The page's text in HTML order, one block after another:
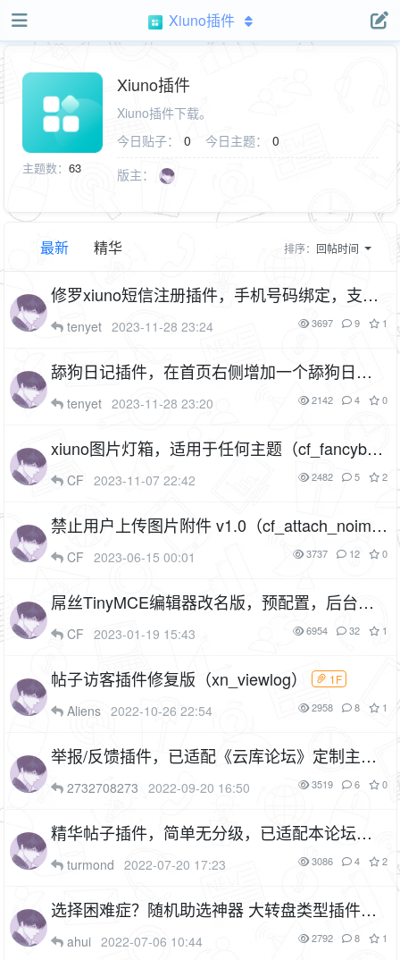
Xiuno插件
主题数： 63
Xiuno插件
Xiuno插件下载。
今日贴子：
0 今日主题：
0
版主：
最新 精华 排序： 回帖时间
修罗xiuno短信注册插件，手机号码绑定，支持
短信平台：腾讯云、阿里云、阿里云云市场、
tenyet 2023-11-28 23:24 3697 9 1
舔狗日记插件，在首页右侧增加一个舔狗日记
（cf_dog）
tenyet 2023-11-28 23:20 2142 4 0
xiuno图片灯箱，适用于任何主题（cf_fancybo
x）CF 2023-11-07 22:42 2482 5 2
禁止用户上传图片附件 v1.0（cf_attach_noima
ge）
CF 2023-06-15 00:01 3737 12 0
屌丝TinyMCE编辑器改名版，预配置，后台页
面优化，语法高亮增强（原fuck编辑器，插件
CF 2023-01-19 15:43 6954 32 1
帖子访客插件修复版（xn_viewlog） 1F
Aliens 2022-10-26 22:54 2958 8 1
举报/反馈插件，已适配《云库论坛》定制主
题，依赖消息插件（cf_feedback）
1F
2732708273 2022-09-20 16:50 3519 6 0
精华帖子插件，简单无分级，已适配本论坛定
制主题（cf_digest）
turmond 2022-07-20 17:23 3086 4 2
选择困难症？随机助选神器 大转盘类型插件
（插件名：yunqit_choose）
ahui 2022-07-06 10:44 2792 8 1